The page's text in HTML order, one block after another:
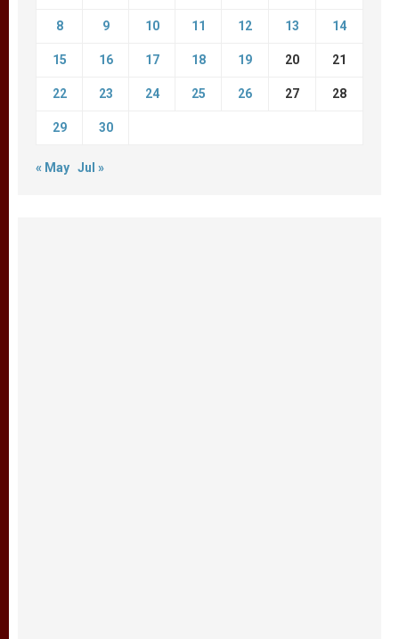
8 9 10 11 12 13 14
15 16 17 18 19 20 21
22 23 24 25 26 27 28
29 30
« May Jul »